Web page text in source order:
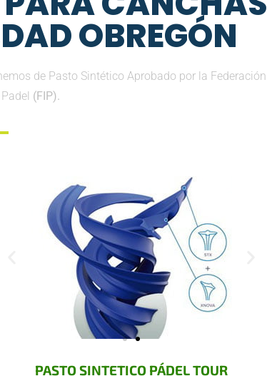
OBREGÓN
de Pasto Sintético Aprobado por la Federación
(FIP).
PASTO SINTETICO PÁDEL TOUR